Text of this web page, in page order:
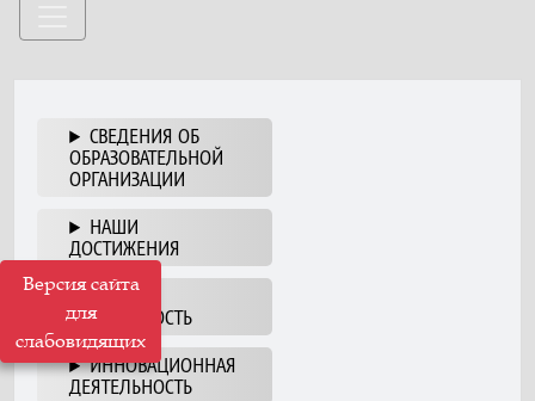
Версия сайта
для
слабовидящих
СВЕДЕНИЯ ОБ
ОБРАЗОВАТЕЛЬНОЙ
ОРГАНИЗАЦИИ
НАШИ
ДОСТИЖЕНИЯ
НАША
ДЕЯТЕЛЬНОСТЬ
ИННОВАЦИОННАЯ
ДЕЯТЕЛЬНОСТЬ